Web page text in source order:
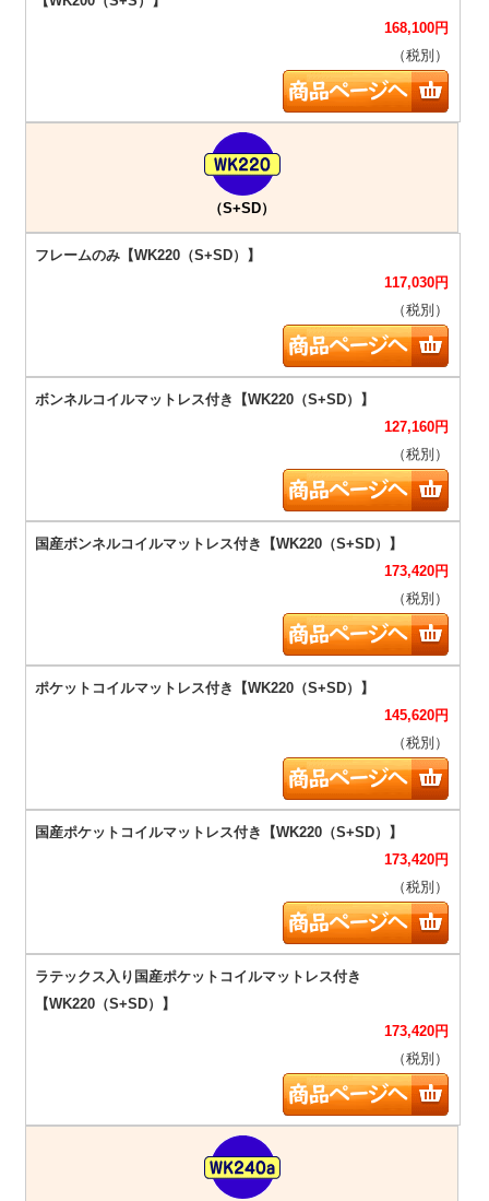
168,100円
（税別）
（S+SD）
117,030円
（税別）
127,160円
（税別）
173,420円
（税別）
145,620円
（税別）
173,420円
（税別）
173,420円
（税別）